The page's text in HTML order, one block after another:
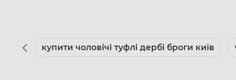
купити чоловічі туфлі дербі броги київ